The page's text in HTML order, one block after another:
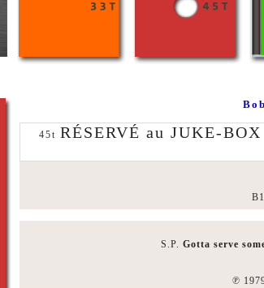
45t RÉSERVÉ au JUKE-
S.P. Gotta serve
℗